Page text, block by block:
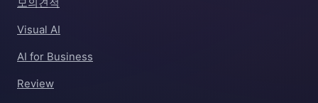
모의견적
Visual AI
AI for Business
Review